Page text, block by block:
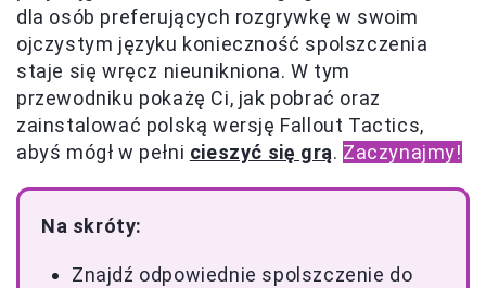
dla osób preferujących rozgrywkę w swoim
ojczystym języku konieczność spolszczenia
staje się wręcz nieunikniona. W tym
przewodniku pokażę Ci, jak pobrać oraz
zainstalować polską wersję Fallout Tactics,
abyś mógł w pełni cieszyć się grą. Zaczynajmy!
Na skróty:
Znajdź odpowiednie spolszczenie do